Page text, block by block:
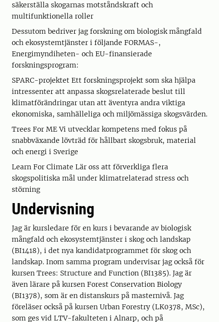
säkerställa skogarnas motståndskraft och
multifunktionella roller
Dessutom bedriver jag forskning om biologisk mångfald
och ekosystemtjänster i följande FORMAS-,
Energimyndiheten- och EU-finansierade
forskningsprogram:
SPARC-projektet Ett forskningsprojekt som ska hjälpa
intressenter att anpassa skogsrelaterade beslut till
klimatförändringar utan att äventyra andra viktiga
ekonomiska, samhälleliga och miljömässiga skogsvärden.
Trees For ME Vi utvecklar kompetens med fokus på
snabbväxande lövträd för hållbart skogsbruk, material
och energi i Sverige
Learn For Climate Lär oss att förverkliga flera
skogspolitiska mål under klimatrelaterad stress och
störning
Undervisning
Jag är kursledare för en kurs i bevarande av biologisk
mångfald och ekosystemtjänster i skog och landskap
(BI1418), i det nya kandidatprogrammet för skog och
landskap. Inom samma program undervisar jag också för
kursen Trees: Structure and Function (BI1385). Jag är
även lärare på kursen Forest Conservation Biology
(BI1378), som är en distanskurs på masternivå. Jag
föreläser också på kursen Urban Forestry (LK0378, MSc),
som ges vid LTV-fakulteten i Alnarp, och på